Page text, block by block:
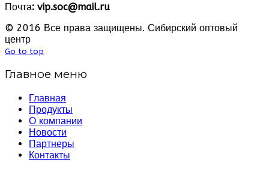
Почта: vip.soc@mail.ru
© 2016 Все права защищены. Сибирский оптовый
центр
Go to top
Главное меню
Главная
Продукты
О компании
Новости
Партнеры
Контакты